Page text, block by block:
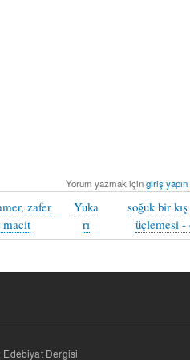
Yorum yazmak içingiriş yapın
zafer
macit
Yuka
rı
soğuk bir
üçlemesi -
Edebiyat Dergisi